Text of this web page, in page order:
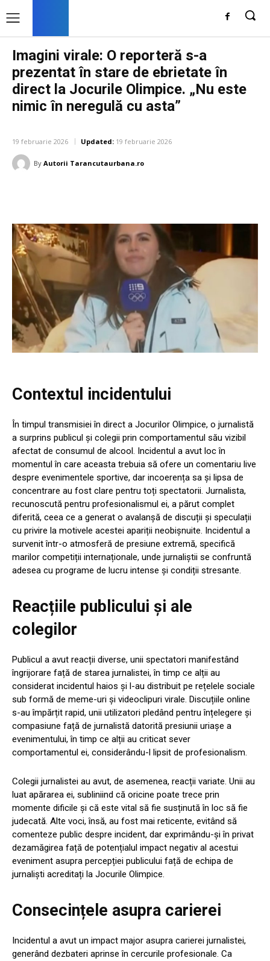
Imagini virale: O reporteră s-a
prezentat în stare de ebrietate în
direct la Jocurile Olimpice. „Nu este
nimic în neregulă cu asta”
19 februarie 2026 Updated: 19 februarie 2026
By Autorii Tarancutaurbana.ro
Contextul incidentului
În timpul transmisiei în direct a Jocurilor Olimpice, o jurnalistă
a surprins publicul și colegii prin comportamentul său vizibil
afectat de consumul de alcool. Incidentul a avut loc în
momentul în care aceasta trebuia să ofere un comentariu live
despre evenimentele sportive, dar incoerența sa și lipsa de
concentrare au fost clare pentru toți spectatorii. Jurnalista,
recunoscută pentru profesionalismul ei, a părut complet
diferită, ceea ce a generat o avalanșă de discuții și speculații
cu privire la motivele acestei apariții neobișnuite. Incidentul a
survenit într-o atmosferă de presiune extremă, specifică
marilor competiții internaționale, unde jurnaliștii se confruntă
adesea cu programe de lucru intense și condiții stresante.
Reacțiile publicului și ale
colegilor
Publicul a avut reacții diverse, unii spectatori manifestând
îngrijorare față de starea jurnalistei, în timp ce alții au
considerat incidentul haios și l-au distribuit pe rețelele sociale
sub formă de meme-uri și videoclipuri virale. Discuțiile online
s-au împărțit rapid, unii utilizatori pledând pentru înțelegere și
compasiune față de jurnalistă datorită presiunii uriașe a
evenimentului, în timp ce alții au criticat sever
comportamentul ei, considerându-l lipsit de profesionalism.
Colegii jurnalistei au avut, de asemenea, reacții variate. Unii au
luat apărarea ei, subliniind că oricine poate trece prin
momente dificile și că este vital să fie susținută în loc să fie
judecată. Alte voci, însă, au fost mai reticente, evitând să
comenteze public despre incident, dar exprimându-și în privat
dezamăgirea față de potențialul impact negativ al acestui
eveniment asupra percepției publicului față de echipa de
jurnaliști acreditați la Jocurile Olimpice.
Consecințele asupra carierei
Incidentul a avut un impact major asupra carierei jurnalistei,
generând dezbateri aprinse în cercurile profesionale. Ca